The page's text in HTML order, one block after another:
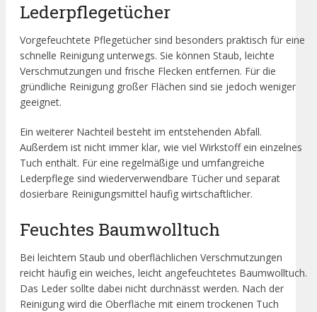
Lederpflegetücher
Vorgefeuchtete Pflegetücher sind besonders praktisch für eine
schnelle Reinigung unterwegs. Sie können Staub, leichte
Verschmutzungen und frische Flecken entfernen. Für die
gründliche Reinigung großer Flächen sind sie jedoch weniger
geeignet.
Ein weiterer Nachteil besteht im entstehenden Abfall.
Außerdem ist nicht immer klar, wie viel Wirkstoff ein einzelnes
Tuch enthält. Für eine regelmäßige und umfangreiche
Lederpflege sind wiederverwendbare Tücher und separat
dosierbare Reinigungsmittel häufig wirtschaftlicher.
Feuchtes Baumwolltuch
Bei leichtem Staub und oberflächlichen Verschmutzungen
reicht häufig ein weiches, leicht angefeuchtetes Baumwolltuch.
Das Leder sollte dabei nicht durchnässt werden. Nach der
Reinigung wird die Oberfläche mit einem trockenen Tuch